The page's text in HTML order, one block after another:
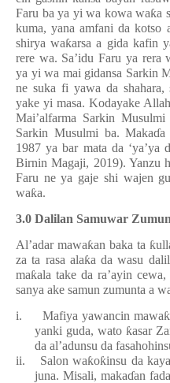
Faru ba ya yi wa kowa waƙa
kuma, yana amfani da kotso
shirya waƙarsa a gida kafin
rere wa. Sa’idu Faru ya rera
ya yi wa mai gidansa Sarkin
ne suka fi yawa da shahara,
yake yi masa. Kodayake
Mai’alfarma Sarkin
Sarkin Musulmi ba. Makaɗa
1987 ya bar mata da ‘ya’ya
Birnin Magaji, 2019). Yanzu
Faru ne ya gaje shi wajen
waƙa.
3.0 Dalilan Samuwar
Al’adar mawaƙan baka ta ƙ
za ta rasa alaƙa da wasu
maƙala take da ra’ayin
sanya ake samun zumunta a
i.
Mafiya yawancin mawaƙ
yanki guda, wato ƙasar
da al’adunsu da
ii.
Salon waƙoƙinsu da
juna. Misali, makaɗan